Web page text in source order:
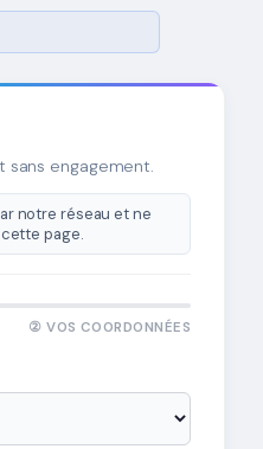
sans engagement.
notre réseau et ne
page.
② VOS COORDONNÉES